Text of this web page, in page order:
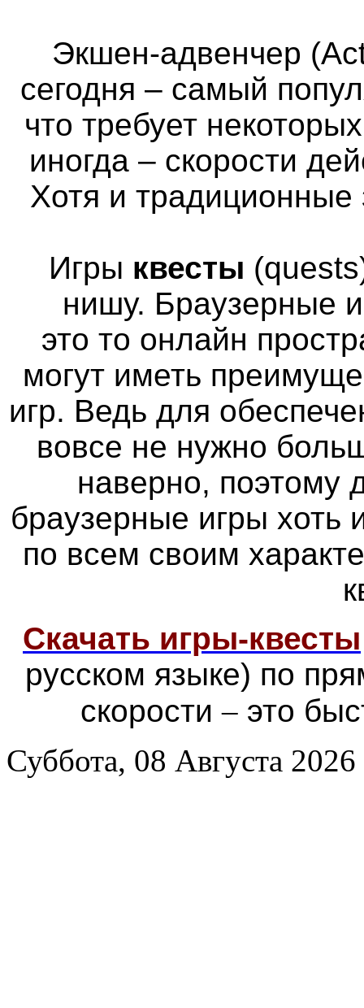
Экшен-адвенчер
сегодня – самый
что требует
иногда – скорости
Хотя и традиционные
Игры квесты
нишу. Браузерные
это то онлайн
могут иметь
игр. Ведь для
вовсе не нужно
наверно, поэтому
браузерные игры хоть
по всем своим
Скачать игры-квесты
русском языке) по
скорости– это
Суббота, 08 Августа 2026